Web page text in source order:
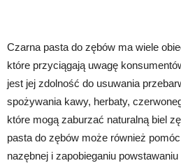
Czarna pasta do zębów ma wiele
które przyciągają uwagę
jest jej zdolność do usuwania
spożywania kawy, herbaty,
które mogą zaburzać naturalną biel
pasta do zębów może również
nazębnej i zapobieganiu